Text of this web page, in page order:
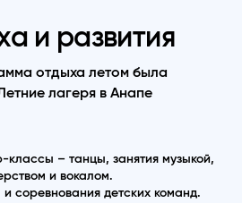
и развития
отдыха летом была
лагеря в Анапе
классы – танцы, занятия музыкой,
и вокалом.
соревнования детских команд.